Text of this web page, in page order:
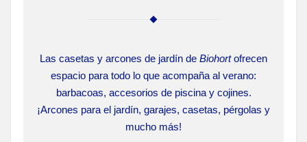
Las casetas y arcones de jardín de Biohortofrecen
espacio para todo lo que acompaña al verano:
barbacoas, accesorios de piscina y cojines.
¡Arcones para el jardín, garajes, casetas, pérgolas y
mucho más!